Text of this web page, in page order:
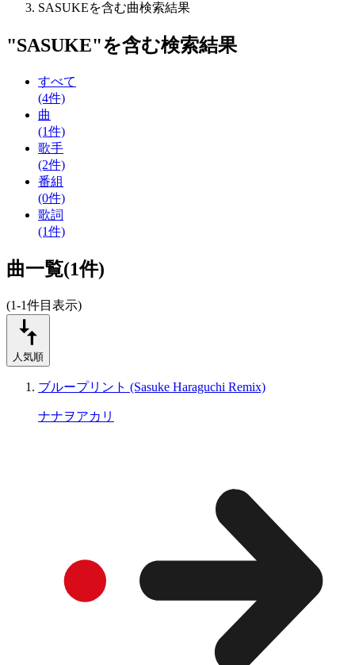
SASUKEを含む曲検索結果
"SASUKE"を含む検索結果
すべて
(4件)
曲
(1件)
歌手
(2件)
番組
(0件)
歌詞
(1件)
曲一覧(1件)
(1-1件目表示)
人気順
ブループリント (Sasuke Haraguchi Remix)
ナナヲアカリ